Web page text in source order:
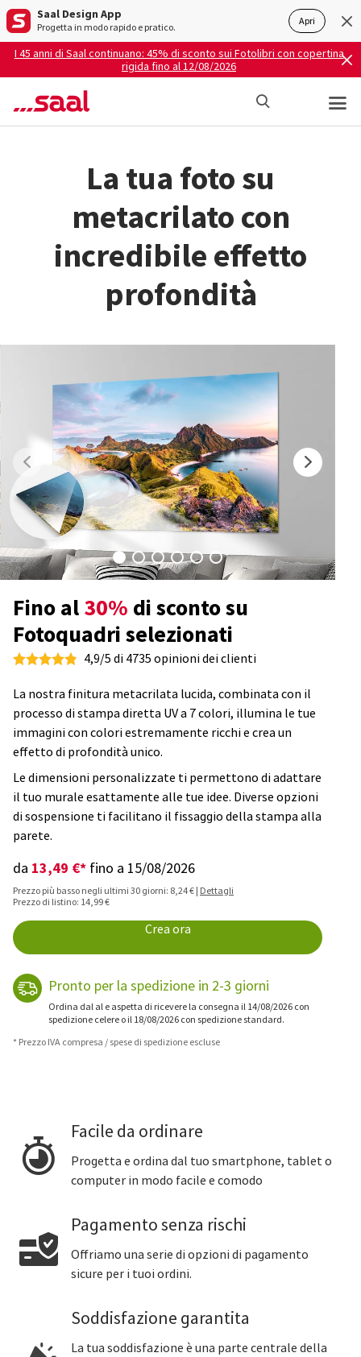
Saal Design App
Progetta in modo rapido e pratico. Apri
I 45 anni di Saal continuano: 45% di sconto sui Fotolibri con copertina
rigida fino al 12/08/2026
La tua foto su
metacrilato con
incredibile effetto
profondità
Fino al30% di sconto su
Fotoquadri selezionati
4,9/5 di 4735 opinioni dei clienti
La nostra finitura metacrilata lucida, combinata con il
processo di stampa diretta UV a 7 colori, illumina le tue
immagini con colori estremamente ricchi e crea un
effetto di profondità unico.
Le dimensioni personalizzate ti permettono di adattare
il tuo murale esattamente alle tue idee. Diverse opzioni
di sospensione ti facilitano il fissaggio della stampa alla
parete.
da 13,49 €* fino a 15/08/2026
Prezzo più basso negli ultimi 30 giorni: 8,24 € | Dettagli
Prezzo di listino: 14,99 €
Crea ora
Pronto per la spedizione in 2-3 giorni
Ordina dal al e aspetta di ricevere la consegna il 14/08/2026 con
spedizione celere o il 18/08/2026 con spedizione standard.
* Prezzo IVA compresa / spese di spedizione escluse
Facile da ordinare
Progetta e ordina dal tuo smartphone, tablet o
computer in modo facile e comodo
Pagamento senza rischi
Offriamo una serie di opzioni di pagamento
sicure per i tuoi ordini.
Soddisfazione garantita
La tua soddisfazione è una parte centrale della